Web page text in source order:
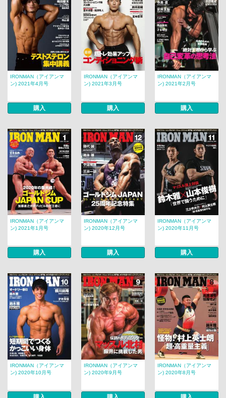
IRONMAN（アイアンマ
ン) 2021年4月号
購入
IRONMAN（アイアンマ
ン) 2021年3月号
購入
IRONMAN（アイアンマ
ン) 2021年2月号
購入
IRONMAN（アイアンマ
ン) 2021年1月号
購入
IRONMAN（アイアンマ
ン) 2020年12月号
購入
IRONMAN（アイアンマ
ン) 2020年11月号
購入
IRONMAN（アイアンマ
ン) 2020年10月号
IRONMAN（アイアンマ
ン) 2020年9月号
IRONMAN（アイアンマ
ン) 2020年8月号